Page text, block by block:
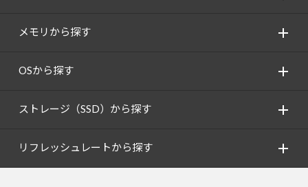
メモリから探す
OSから探す
ストレージ（SSD）から探す
リフレッシュレートから探す